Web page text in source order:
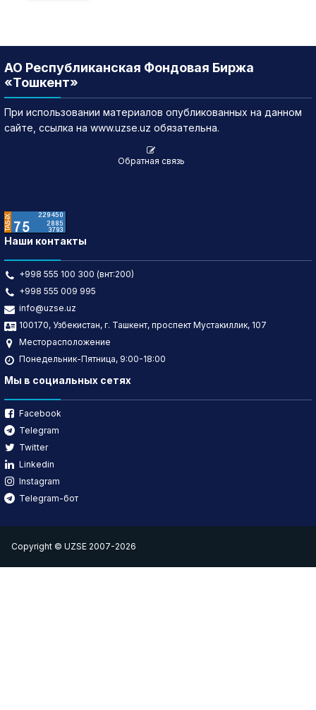
АО Республиканская Фондовая Биржа
«Тошкент»
При использовании материалов опубликованных на данном
сайте, ссылка на www.uzse.uz обязательна.
Обратная связь
Наши контакты
+998 555 100 300 (внт:200)
+998 555 009 995
info@uzse.uz
100170, Узбекистан, г. Ташкент, проспект Мустакиллик, 107
Месторасположение
Понедельник-Пятница, 9:00-18:00
Мы в социальных сетях
Facebook
Telegram
Twitter
Linkedin
Instagram
Telegram-бот
Copyright © UZSE 2007-2026